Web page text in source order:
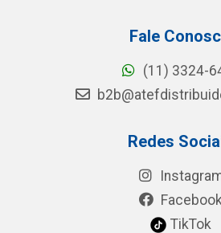
Fale
(11) 3324-
Redes
Facebook
TikTok